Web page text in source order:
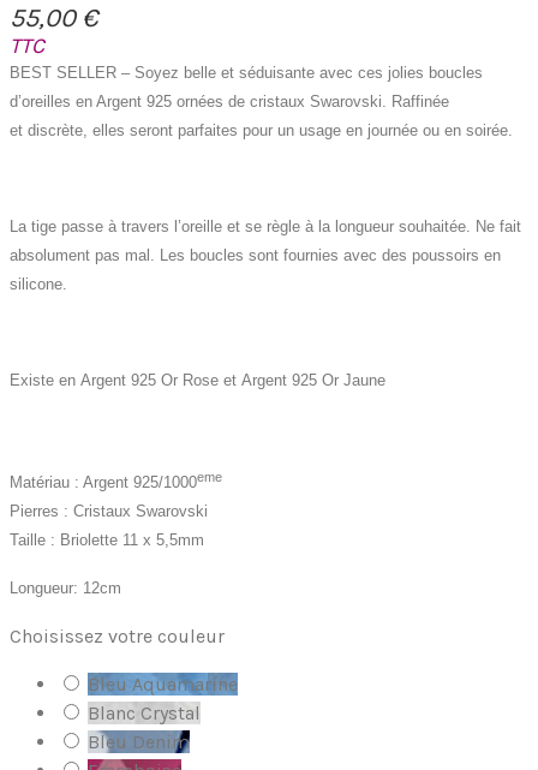
55,00 €
TTC
BEST SELLER – Soyez belle et séduisante avec ces jolies boucles
d’oreilles en Argent 925 ornées de cristaux Swarovski. Raffinée
et discrète, elles seront parfaites pour un usage en journée ou en soirée.
La tige passe à travers l’oreille et se règle à la longueur souhaitée. Ne fait
absolument pas mal. Les boucles sont fournies avec des poussoirs en
silicone.
Existe en Argent 925 Or Rose et Argent 925 Or Jaune
Matériau : Argent 925/1000eme
Pierres : Cristaux Swarovski
Taille : Briolette 11 x 5,5mm
Longueur: 12cm
Choisissez votre couleur
Bleu Aquamarine
Blanc Crystal
Bleu Denim